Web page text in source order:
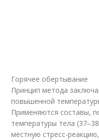
Горячее обертывание
Принцип метода
повышенной
Применяются составы,
температуры тела
местную стресс-